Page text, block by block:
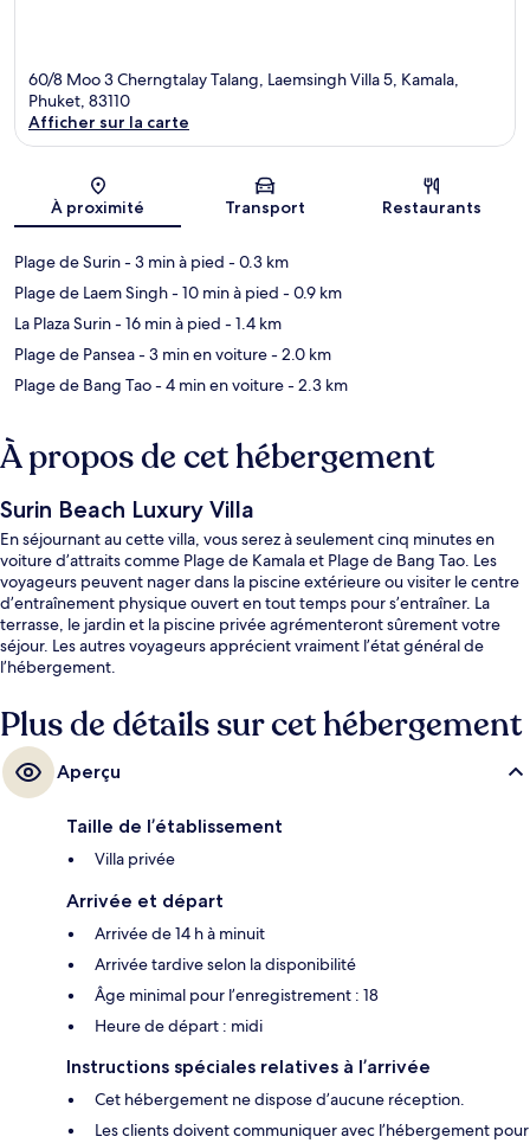
60/8 Moo 3 Cherngtalay Talang, Laemsingh Villa 5, Kamala,
Phuket, 83110
Afficher sur la carte
À proximité Transport Restaurants
Plage de Surin- 3 min à pied - 0.3 km
Plage de Laem Singh- 10 min à pied - 0.9 km
La Plaza Surin- 16 min à pied - 1.4 km
Plage de Pansea- 3 min en voiture- 2.0 km
Plage de Bang Tao- 4 min en voiture- 2.3 km
À propos de cet hébergement
Surin Beach Luxury Villa
En séjournant au cette villa, vous serez à seulement cinq minutes en
voiture d’attraits comme Plage de Kamala et Plage de Bang Tao. Les
voyageurs peuvent nager dans la piscine extérieure ou visiter le centre
d’entraînement physique ouvert en tout temps pour s’entraîner. La
terrasse, le jardin et la piscine privée agrémenteront sûrement votre
séjour. Les autres voyageurs apprécient vraiment l’état général de
l’hébergement.
Plus de détails sur cet hébergement
Aperçu
Taille de l’établissement
Villa privée
Arrivée et départ
Arrivée de 14 h à minuit
Arrivée tardive selon la disponibilité
Âge minimal pour l’enregistrement : 18
Heure de départ : midi
Instructions spéciales relatives à l’arrivée
Cet hébergement ne dispose d’aucune réception.
Les clients doivent communiquer avec l’hébergement pour